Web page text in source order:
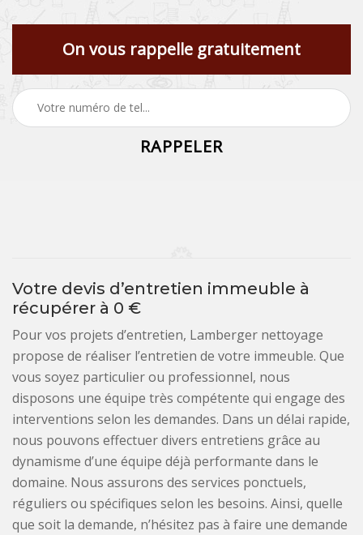
On vous rappelle gratuitement
Votre devis d’entretien immeuble à
récupérer à 0 €
Pour vos projets d’entretien, Lamberger nettoyage
propose de réaliser l’entretien de votre immeuble. Que
vous soyez particulier ou professionnel, nous
disposons une équipe très compétente qui engage des
interventions selon les demandes. Dans un délai rapide,
nous pouvons effectuer divers entretiens grâce au
dynamisme d’une équipe déjà performante dans le
domaine. Nous assurons des services ponctuels,
réguliers ou spécifiques selon les besoins. Ainsi, quelle
que soit la demande, n’hésitez pas à faire une demande